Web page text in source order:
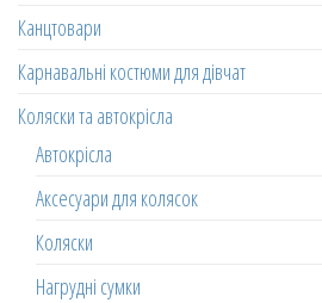
Канцтовари
Карнавальні костюми для дівчат
Коляски та автокрісла
Автокрісла
Аксесуари для колясок
Коляски
Нагрудні сумки